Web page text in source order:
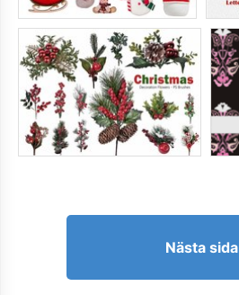
Nästa sida